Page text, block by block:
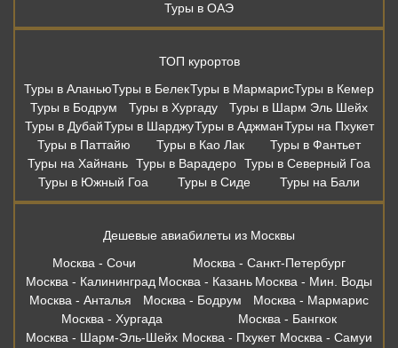
Туры в ОАЭ
ТОП курортов
Туры в АланьюТуры в БелекТуры в МармарисТуры в Кемер
Туры в Бодрум
Туры в Хургаду
Туры в Шарм Эль Шейх
Туры в ДубайТуры в ШарджуТуры в АджманТуры на Пхукет
Туры в Паттайю
Туры в Као Лак
Туры в Фантьет
Туры на Хайнань Туры в Варадеро Туры в Северный Гоа
Туры в Южный Гоа
Туры в Сиде Туры на Бали
Дешевые авиабилеты из Москвы
Москва - Сочи
Москва - Санкт-Петербург
Москва - Калининград Москва - Казань Москва - Мин. Воды
Москва - Анталья
Москва - Бодрум
Москва - Мармарис
Москва - Хургада
Москва - Бангкок
Москва - Шарм-Эль-Шейх Москва - Пхукет Москва - Самуи